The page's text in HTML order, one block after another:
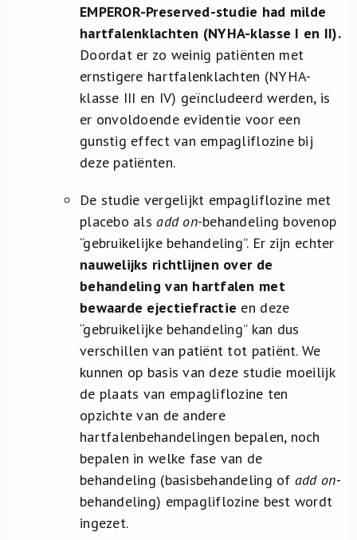
EMPEROR-Preserved-studie had milde
hartfalenklachten (NYHA-klasse I en II).
Doordat er zo weinig patiënten met
ernstigere hartfalenklachten (NYHA-
klasse III en IV) geïncludeerd werden, is
er onvoldoende evidentie voor een
gunstig effect van empagliflozine bij
deze patiënten.
De studie vergelijkt empagliflozine met
placebo alsadd on-behandeling bovenop
“gebruikelijke behandeling”. Er zijn echter
nauwelijks richtlijnen over de
behandeling van hartfalen met
bewaarde ejectiefractie en deze
“gebruikelijke behandeling” kan dus
verschillen van patiënt tot patiënt. We
kunnen op basis van deze studie moeilijk
de plaats van empagliflozine ten
opzichte van de andere
hartfalenbehandelingen bepalen, noch
bepalen in welke fase van de
behandeling (basisbehandeling of add on-
behandeling) empagliflozine best wordt
ingezet.